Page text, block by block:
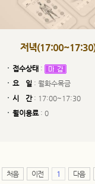
저녁
접수상태 :
요 일 : 월화수목금
시 간: 17:00~17:30
월이용료: 0
처음 이전 1 다음